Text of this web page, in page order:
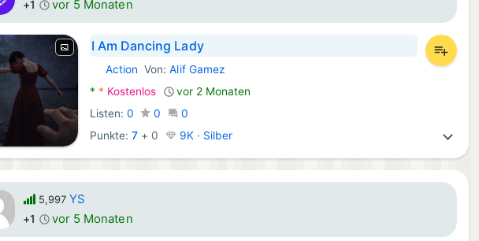
+1 vor 5 Monaten
I Am Dancing Lady
Android Spiele:
Action Von:Alif Gamez
* * Kostenlos
vor 2 Monaten
Listen:0 0
0
Punkte:7 + 0 9K · Silber
5,997 YS
+1 vor 5 Monaten